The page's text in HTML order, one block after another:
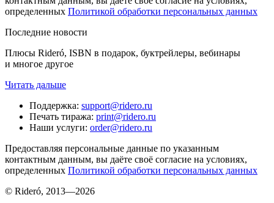
определенных Политикой обработки персональных данных
Последние новости
Плюсы Rideró, ISBN в подарок, буктрейлеры, вебинары
и многое другое
Читать дальше
Поддержка: support@ridero.ru
Печать тиража: print@ridero.ru
Наши услуги: order@ridero.ru
Предоставляя персональные данные по указанным
контактным данным, вы даёте своё согласие на условиях,
определенных Политикой обработки персональных данных
© Rideró, 2013—2026